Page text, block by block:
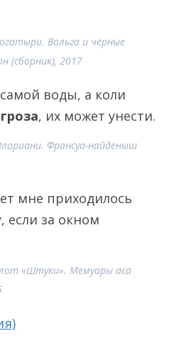
Вольга и чёрные
(сборник), 2017
воды, а коли
гроза, их может унести.
Франсуа-найденыш
мне приходилось
если за окном
«Штуки». Мемуары аса